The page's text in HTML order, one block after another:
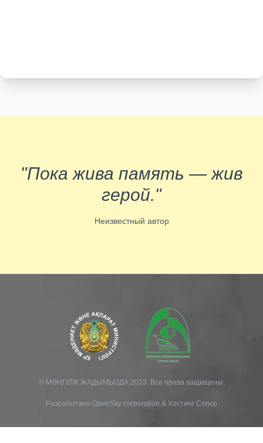
"Пока жива память — жив
герой."
Неизвестный автор
© МӘҢГІЛІК ЖАДЫМЫЗДА 2023. Все права защищены.
Разработано OpenSky corporation & Хостинг Conco